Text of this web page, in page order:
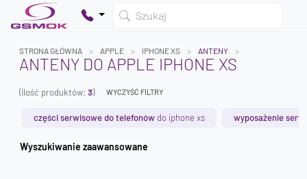
Szukaj
Twój koszyk jest pusty
STRONA GŁÓWNA APPLE IPHONE XS ANTENY
ANTENY DO APPLE IPHONE XS
(ilość produktów: 3) WYCZYŚĆ FILTRY
części serwisowe do telefonów do iphone xs wyposażenie
Wyszukiwanie zaawansowane